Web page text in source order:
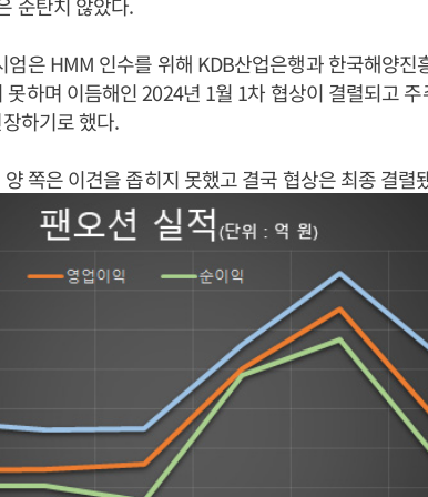
은 HMM 인수를 위해 KDB산업은행과 한국해양진
하며 이듬해인 2024년 1월 1차 협상이 결렬되고
하기로 했다.
쪽은 이견을 좁히지 못했고 결국 협상은 최종 결렬